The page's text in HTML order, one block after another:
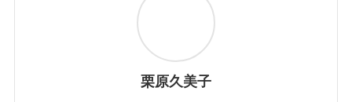
栗原久美子